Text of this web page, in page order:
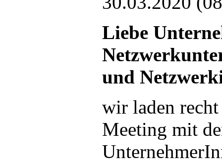
Liebe
und
wir laden
Meeting mit